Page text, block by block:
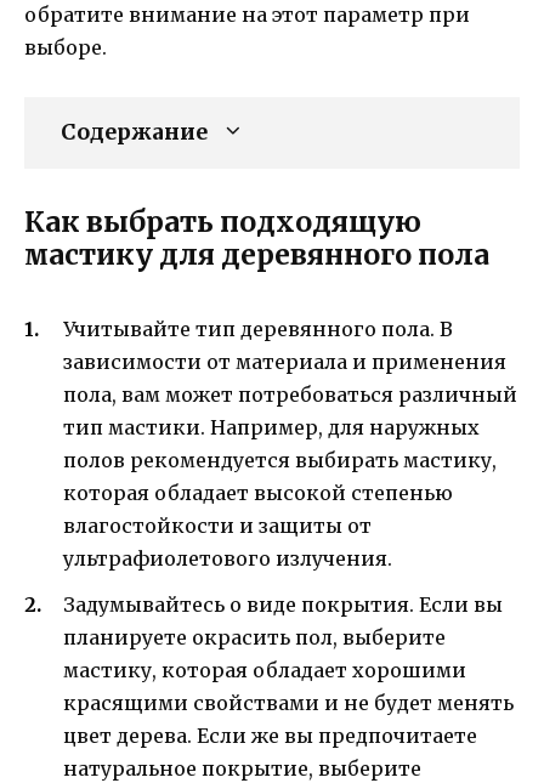
обратите внимание на этот параметр при
выборе.
Содержание
Как выбрать подходящую
мастику для деревянного пола
Учитывайте тип деревянного пола. В
зависимости от материала и применения
пола, вам может потребоваться различный
тип мастики. Например, для наружных
полов рекомендуется выбирать мастику,
которая обладает высокой степенью
влагостойкости и защиты от
ультрафиолетового излучения.
Задумывайтесь о виде покрытия. Если вы
планируете окрасить пол, выберите
мастику, которая обладает хорошими
красящими свойствами и не будет менять
цвет дерева. Если же вы предпочитаете
натуральное покрытие, выберите